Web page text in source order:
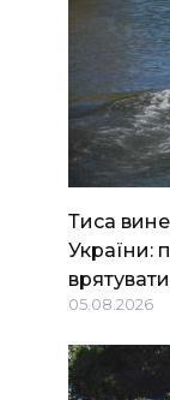
Тиса
України:
05.08.2026